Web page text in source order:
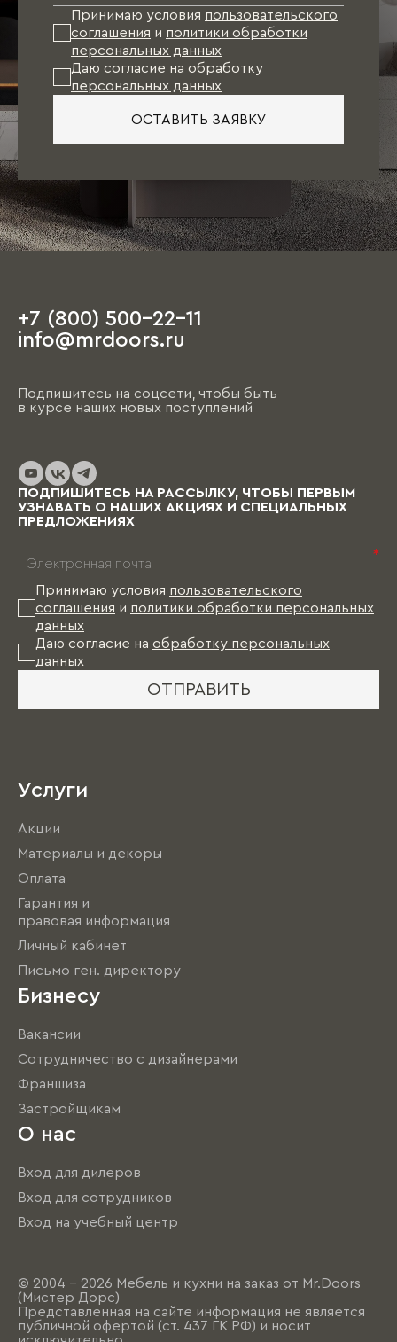
Принимаю условия пользовательского
соглашения и политики обработки
персональных данных
Даю согласие на обработку
персональных данных
ОСТАВИТЬ ЗАЯВКУ
+7 (800) 500-22-11
info@mrdoors.ru
Подпишитесь на соцсети, чтобы быть
в курсе наших новых поступлений
ПОДПИШИТЕСЬ НА РАССЫЛКУ, ЧТОБЫ ПЕРВЫМ
УЗНАВАТЬ О НАШИХ АКЦИЯХ И СПЕЦИАЛЬНЫХ
ПРЕДЛОЖЕНИЯХ
*
Принимаю условия пользовательского
соглашения и политики обработки персональных
данных
Даю согласие на обработку персональных
данных
ОТПРАВИТЬ
Услуги
Акции
Материалы и декоры
Оплата
Гарантия и
правовая информация
Личный кабинет
Письмо ген. директору
Бизнесу
Вакансии
Сотрудничество с дизайнерами
Франшиза
Застройщикам
О нас
Вход для дилеров
Вход для сотрудников
Вход на учебный центр
© 2004 - 2026 Мебель и кухни на заказ от Mr.Doors
(Мистер Дорс)
Представленная на сайте информация не является
публичной офертой (ст. 437 ГК РФ) и носит